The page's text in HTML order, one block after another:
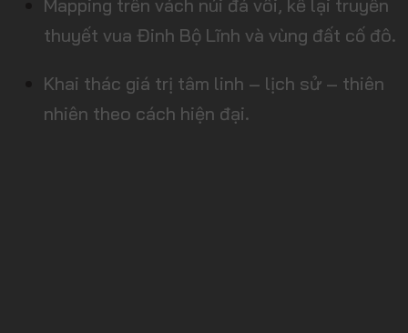
Mapping trên vách núi đá vôi, kể lại truyền
thuyết vua Đinh Bộ Lĩnh và vùng đất cố đô.
Khai thác giá trị tâm linh – lịch sử – thiên
nhiên theo cách hiện đại.